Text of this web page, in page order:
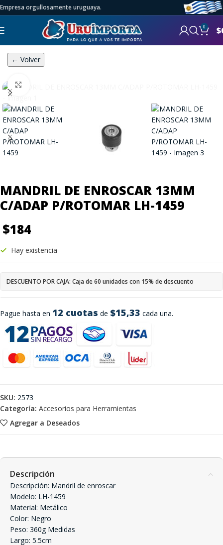
Empresa orgullosamente uruguaya.
0 $
← Volver
MANDRIL DE ENROSCAR 13MM
C/ADAP P/ROTOMAR LH-1459
$184
Pague hasta en 12 cuotas de $15,33 cada una.
Hay existencia
DESCUENTO POR CAJA: Caja de 60 unidades con 15% de descuento
Agregar a Deseados
SKU: 2573
Categoría: Accesorios para Herramientas
Descripción
Descripción: Mandril de enroscar
Modelo: LH-1459
Material: Metálico
Color: Negro
Peso: 360g Medidas
Largo: 5.5cm